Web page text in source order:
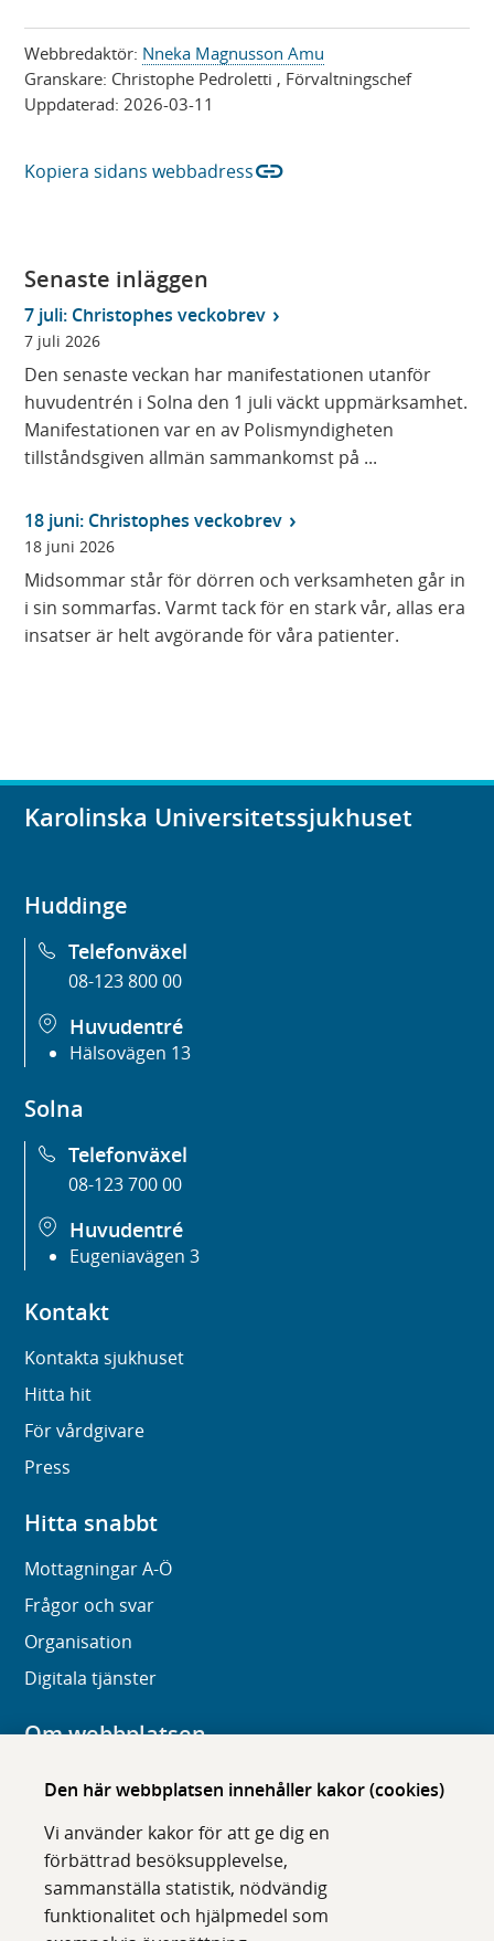
Den här webbplatsen innehåller kakor (cookies)
Vi använder kakor för att ge dig en
förbättrad besöksupplevelse,
sammanställa statistik, nödvändig
funktionalitet och hjälpmedel som
Webbredaktör: Nneka Magnusson Amu
Granskare: Christophe Pedroletti , Förvaltningschef
Uppdaterad: 2026-03-11
Kopiera sidans webbadresslink
Senaste inläggen
7 juli: Christophes veckobrev
7 juli 2026
Den senaste veckan har manifestationen utanför
huvudentrén i Solna den 1 juli väckt uppmärksamhet.
Manifestationen var en av Polismyndigheten
tillståndsgiven allmän sammankomst på ...
18 juni: Christophes veckobrev
18 juni 2026
Midsommar står för dörren och verksamheten går in
i sin sommarfas. Varmt tack för en stark vår, allas era
insatser är helt avgörande för våra patienter.
Karolinska Universitetssjukhuset
Huddinge
Telefonväxel
08-123 800 00
Huvudentré
Hälsovägen 13
Solna
Telefonväxel
08-123 700 00
Huvudentré
Eugeniavägen 3
Kontakt
Kontakta sjukhuset
Hitta hit
För vårdgivare
Press
Hitta snabbt
Mottagningar A-Ö
Frågor och svar
Organisation
Digitala tjänster
Om webbplatsen
Om karolinska.se
Tillgänglighet
Om cookies